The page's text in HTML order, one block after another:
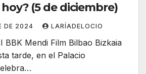
(5 de diciembre)
DE 2024 LARÍADELOCIO
BBK Mendi Film Bilbao Bizkaia
tarde, en el Palacio